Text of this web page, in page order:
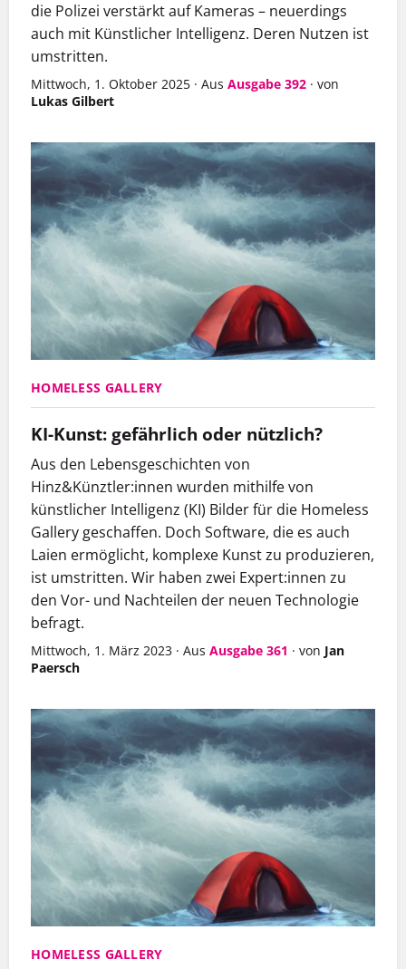
die Polizei verstärkt auf Kameras – neuerdings
auch mit Künstlicher Intelligenz. Deren Nutzen ist
umstritten.
Mittwoch, 1. Oktober 2025 · Aus Ausgabe 392 · von
Lukas Gilbert
HOMELESS GALLERY
KI-Kunst: gefährlich oder nützlich?
Aus den Lebensgeschichten von
Hinz&Künztler:innen wurden mithilfe von
künstlicher Intelligenz (KI) Bilder für die Homeless
Gallery geschaffen. Doch Software, die es auch
Laien ermöglicht, komplexe Kunst zu produzieren,
ist umstritten. Wir haben zwei Expert:innen zu
den Vor- und Nachteilen der neuen Technologie
befragt.
Mittwoch, 1. März 2023 · Aus Ausgabe 361 · von Jan
Paersch
HOMELESS GALLERY